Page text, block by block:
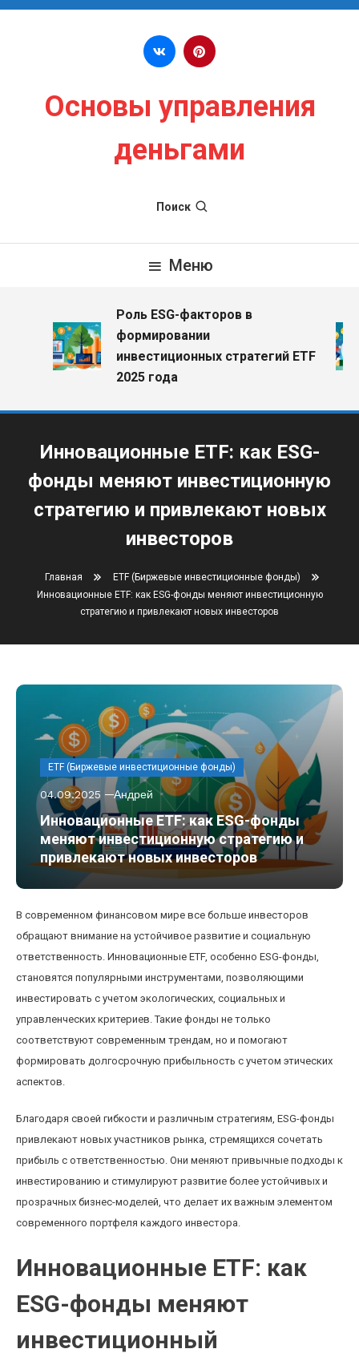
Перейти к содержимому
Основы управления
деньгами
Поиск
Меню
Роль ESG-факторов в
формировании
инвестиционных стратегий ETF
2025 года
Инновационные ETF: как ESG-
фонды меняют инвестиционную
стратегию и привлекают новых
инвесторов
Главная
ETF (Биржевые инвестиционные фонды)
Инновационные ETF: как ESG-фонды меняют инвестиционную
стратегию и привлекают новых инвесторов
ETF (Биржевые инвестиционные фонды)
04.09.2025 Андрей
Инновационные ETF: как ESG-фонды
меняют инвестиционную стратегию и
привлекают новых инвесторов
В современном финансовом мире все больше инвесторов
обращают внимание на устойчивое развитие и социальную
ответственность. Инновационные ETF, особенно ESG-фонды,
становятся популярными инструментами, позволяющими
инвестировать с учетом экологических, социальных и
управленческих критериев. Такие фонды не только
соответствуют современным трендам, но и помогают
формировать долгосрочную прибыльность с учетом этических
аспектов.
Благодаря своей гибкости и различным стратегиям, ESG-фонды
привлекают новых участников рынка, стремящихся сочетать
прибыль с ответственностью. Они меняют привычные подходы к
инвестированию и стимулируют развитие более устойчивых и
прозрачных бизнес-моделей, что делает их важным элементом
современного портфеля каждого инвестора.
Инновационные ETF: как
ESG-фонды меняют
инвестиционный